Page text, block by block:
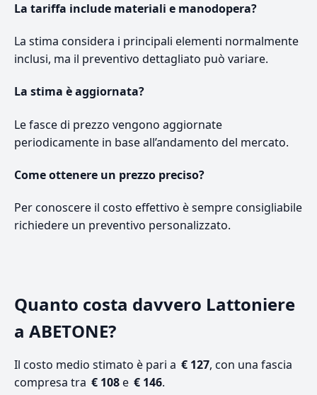
La tariffa include materiali e manodopera?
La stima considera i principali elementi normalmente
inclusi, ma il preventivo dettagliato può variare.
La stima è aggiornata?
Le fasce di prezzo vengono aggiornate
periodicamente in base all’andamento del mercato.
Come ottenere un prezzo preciso?
Per conoscere il costo effettivo è sempre consigliabile
richiedere un preventivo personalizzato.
Quanto costa davvero Lattoniere
a ABETONE?
Il costo medio stimato è pari a € 127, con una fascia
compresa tra € 108e € 146.